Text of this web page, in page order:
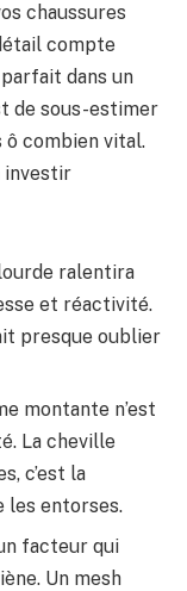
chaussures
compte
dans un
de sous-estimer
ô combien vital.
investir
ralentira
et réactivité.
presque oublier
montante n’est
La cheville
c’est la
les entorses.
facteur qui
Un mesh